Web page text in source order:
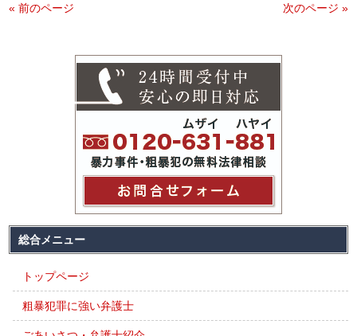
« 前のページ 次のページ »
総合メニュー
トップページ
粗暴犯罪に強い弁護士